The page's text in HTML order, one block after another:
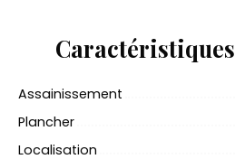
Caractéristiques
Assainissement
Plancher
Localisation